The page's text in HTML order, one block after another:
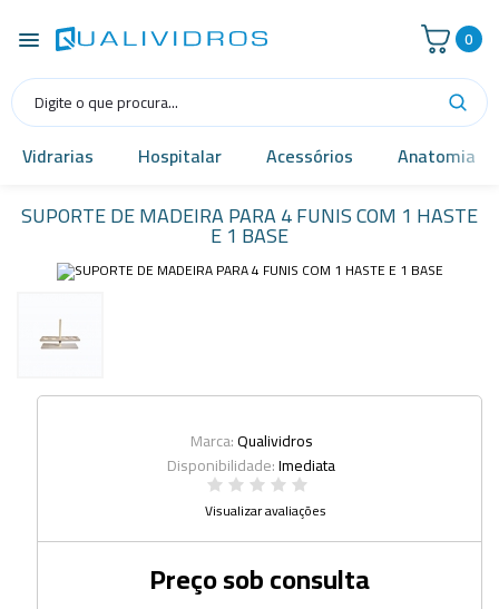
0
Vidrarias Hospitalar Acessórios Anatomia
SUPORTE DE MADEIRA PARA 4 FUNIS COM 1 HASTE
E 1 BASE
Marca:Qualividros
Disponibilidade:Imediata
Visualizar avaliações
Preço sob consulta